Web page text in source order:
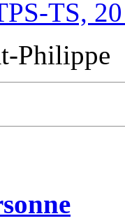
TS,
Philippe